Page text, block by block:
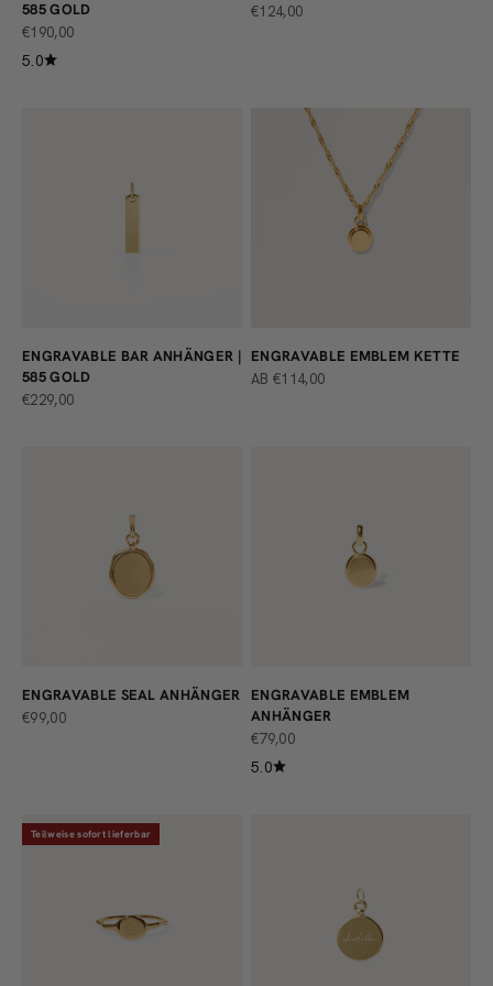
585 GOLD
ANGEBOT
€190,00
5.0
ANGEBOT
€124,00
ENGRAVABLE BAR ANHÄNGER |
585 GOLD
ANGEBOT
€229,00
ENGRAVABLE EMBLEM KETTE
ANGEBOT
AB €114,00
ENGRAVABLE SEAL ANHÄNGER
ANGEBOT
€99,00
ENGRAVABLE EMBLEM
ANHÄNGER
ANGEBOT
€79,00
5.0
Teilweise sofort lieferbar